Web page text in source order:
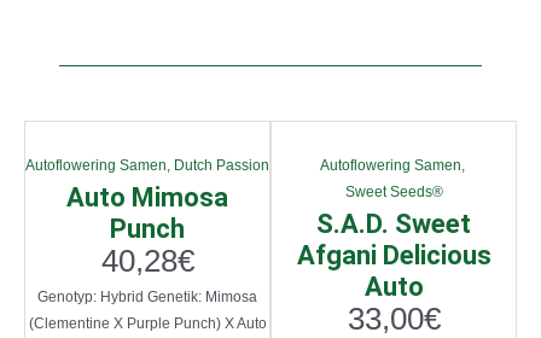
Autoflowering Samen Dutch Passion
Auto Mimosa
Punch
40,28€
Genotyp: Hybrid Genetik: Mimosa
(Clementine X Purple Punch) X Auto
Autoflowering Samen
Sweet Seeds®
S.A.D. Sweet
Afgani Delicious
Auto
33,00€